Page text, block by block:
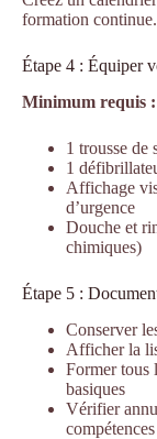
formation continue.
Étape 4 : Équiper
Minimum requis :
1 trousse de
1
Affichage
d’urgence
Douche et
chimiques)
Étape 5 :
Conserver
Afficher la
Former tous
basiques
Vérifier
compétences